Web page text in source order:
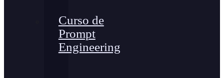
Curso de
Prompt
Engineering